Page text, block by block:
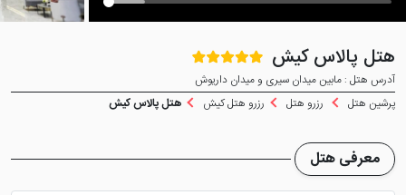
هتل پالاس کیش
آدرس هتل : مابین میدان سیری و میدان داریوش
پرشین هتل
رزرو هتل رزرو هتل کیش هتل پالاس کیش
معرفی هتل